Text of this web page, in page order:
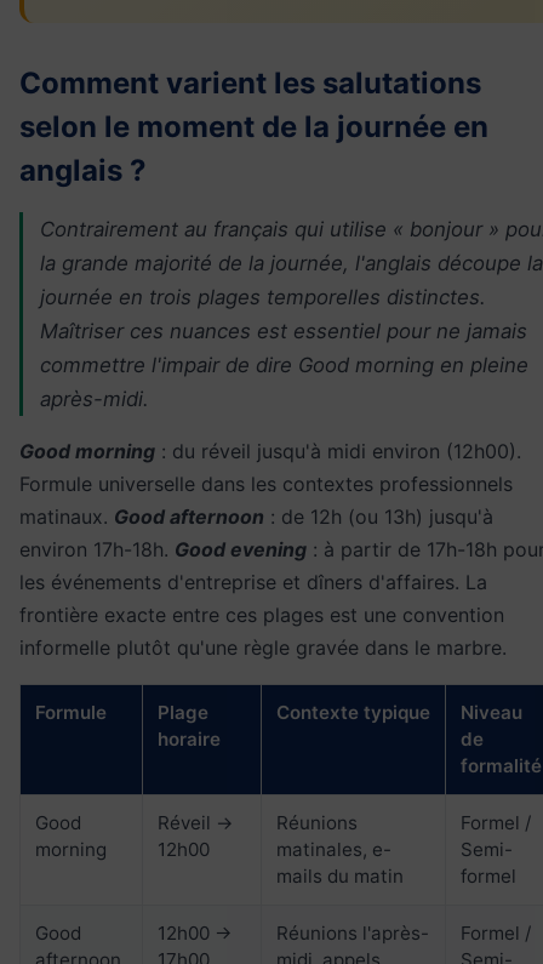
Comment varient les salutations
selon le moment de la journée en
anglais ?
Contrairement au français qui utilise « bonjour »
la grande majorité de la journée, l'anglais découpe la
journée en trois plages temporelles distinctes.
Maîtriser ces nuances est essentiel pour ne jamais
commettre l'impair de dire Good morning en pleine
après-midi.
Good morning : du réveil jusqu'à midi environ (12h00).
Formule universelle dans les contextes professionnels
matinaux. Good afternoon : de 12h (ou 13h) jusqu'à
environ 17h-18h. Good evening : à partir de 17h-18h
les événements d'entreprise et dîners d'affaires. La
frontière exacte entre ces plages est une convention
informelle plutôt qu'une règle gravée dans le marbre.
Formule
Plage
horaire
Contexte typique
Niveau
de
formalité
Good
morning
Réveil →
12h00
Réunions
matinales, e-
mails du matin
Formel /
Semi-
formel
Good
12h00 →
Réunions l'après-
Formel /